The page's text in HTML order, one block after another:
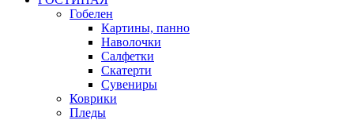
Гобелен
Картины, панно
Наволочки
Салфетки
Скатерти
Сувениры
Коврики
Пледы